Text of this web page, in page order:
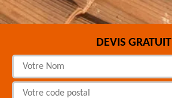
DEVIS GRATUIT